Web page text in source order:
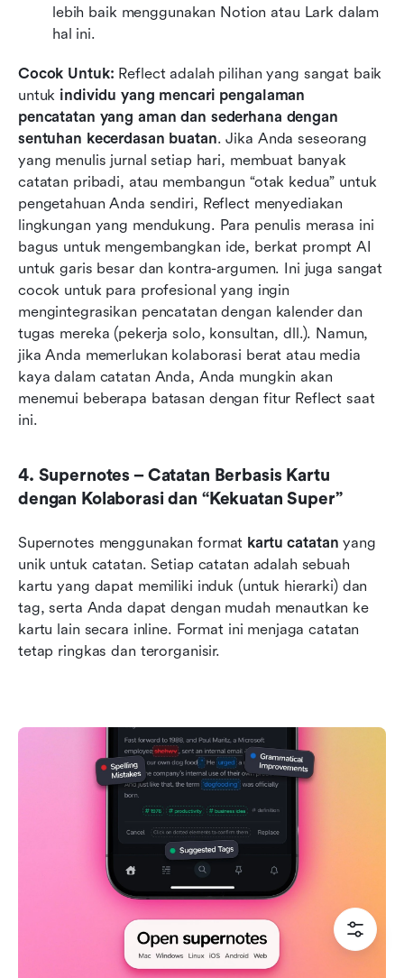
lebih baik menggunakan Notion atau Lark dalam
hal ini.
Cocok Untuk: Reflect adalah pilihan yang sangat baik
untuk individu yang mencari pengalaman
pencatatan yang aman dan sederhana dengan
sentuhan kecerdasan buatan. Jika Anda seseorang
yang menulis jurnal setiap hari, membuat banyak
catatan pribadi, atau membangun “otak kedua” untuk
pengetahuan Anda sendiri, Reflect menyediakan
lingkungan yang mendukung. Para penulis merasa ini
bagus untuk mengembangkan ide, berkat prompt AI
untuk garis besar dan kontra-argumen. Ini juga sangat
cocok untuk para profesional yang ingin
mengintegrasikan pencatatan dengan kalender dan
tugas mereka (pekerja solo, konsultan, dll.). Namun,
jika Anda memerlukan kolaborasi berat atau media
kaya dalam catatan Anda, Anda mungkin akan
menemui beberapa batasan dengan fitur Reflect saat
ini.
4. Supernotes – Catatan Berbasis Kartu
dengan Kolaborasi dan “Kekuatan Super”
Supernotes menggunakan format kartu catatan yang
unik untuk catatan. Setiap catatan adalah sebuah
kartu yang dapat memiliki induk (untuk hierarki) dan
tag, serta Anda dapat dengan mudah menautkan ke
kartu lain secara inline. Format ini menjaga catatan
tetap ringkas dan terorganisir.